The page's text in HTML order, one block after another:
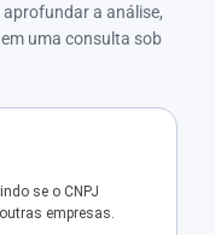
a análise,
uma consulta sob
se o CNPJ
empresas.